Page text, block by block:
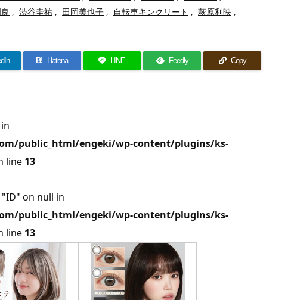
, 渋谷圭祐 , 田岡美也子 , 自転車キンクリート , 萩原利映 ,
B! Hatena LINE Feedly Copy
public_html/engeki/wp-content/plugins/ks-
line 13
on null in
public_html/engeki/wp-content/plugins/ks-
line 13